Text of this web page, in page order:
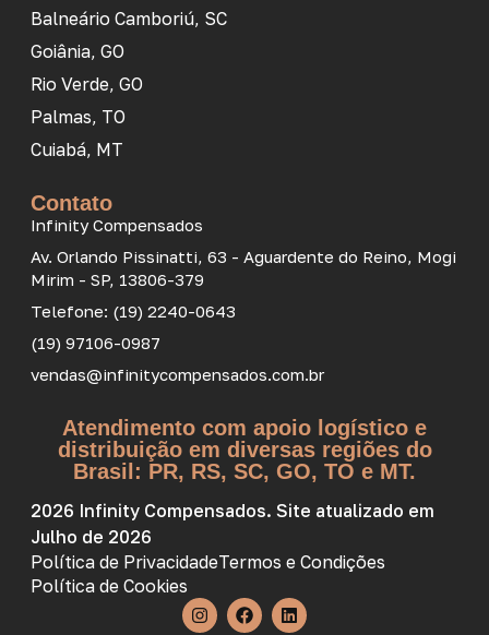
Balneário Camboriú, SC
Goiânia, GO
Rio Verde, GO
Palmas, TO
Cuiabá, MT
Contato
Infinity Compensados
Av. Orlando Pissinatti, 63 - Aguardente do Reino, Mogi
Mirim - SP, 13806-379
Telefone: (19) 2240-0643
(19) 97106-0987
vendas@infinitycompensados.com.br
Atendimento com apoio logístico e
distribuição em diversas regiões do
Brasil: PR, RS, SC, GO, TO e MT.
2026 Infinity Compensados. Site atualizado em
Julho de 2026
Política de PrivacidadeTermos e Condições
Política de Cookies